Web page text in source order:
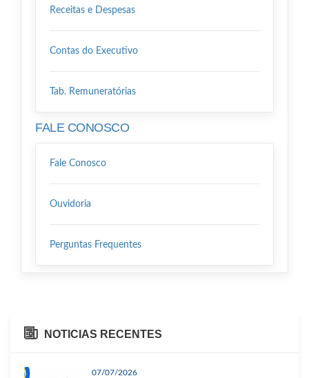
Receitas e Despesas
Contas do Executivo
Tab. Remuneratórias
FALE CONOSCO
Fale Conosco
Ouvidoria
Perguntas Frequentes
NOTICIAS RECENTES
07/07/2026